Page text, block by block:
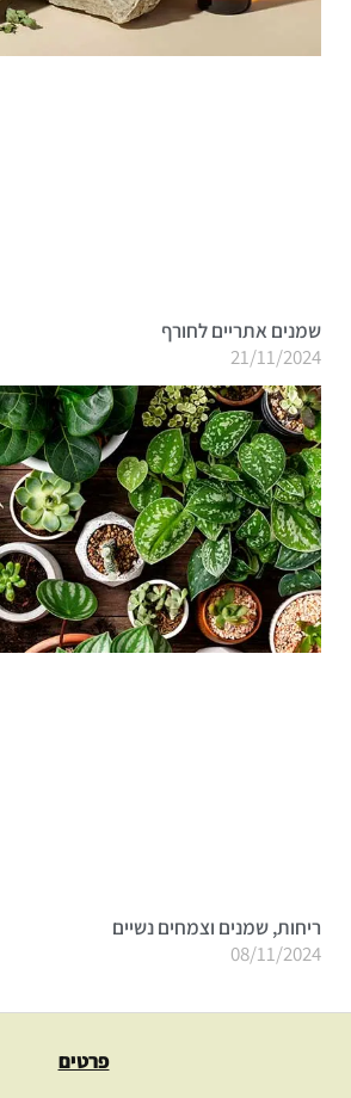
שמנים אתריים לחורף
21/11/2024
ריחות, שמנים וצמחים נשיים
08/11/2024
פרטים